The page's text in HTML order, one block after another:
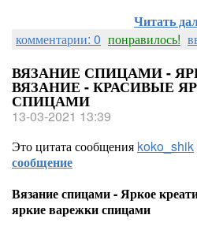
Читать
комментарии: 0 понравилось!
ВЯЗАНИЕ СПИЦАМИ -
ВЯЗАНИЕ - КРАСИВЫЕ
СПИЦАМИ
13-03-2021 13:39
Это цитата сообщения koko_shik
сообщение
Вязание спицами - Яркое
яркие варежки спицами